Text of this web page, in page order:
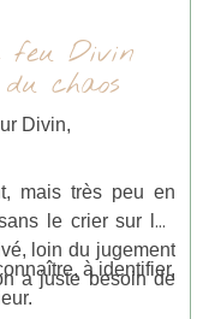
feu Divin
chaos
Divin,
mais très peu en
le crier sur les
loin du jugement
a juste besoin de
à identifier,